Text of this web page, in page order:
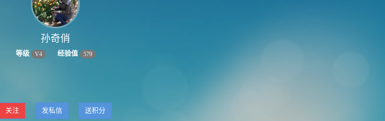
孙奇俏
等级 V4 经验值 579
关注 发私信 送积分